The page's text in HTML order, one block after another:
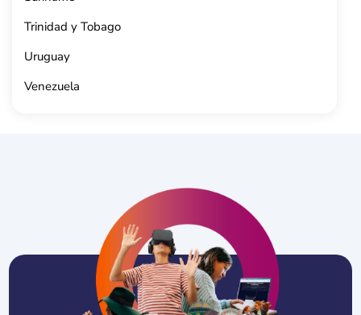
Trinidad y Tobago
Uruguay
Venezuela